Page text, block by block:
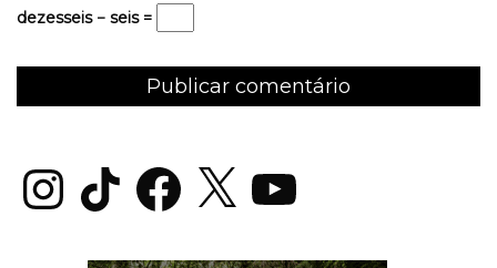
dezesseis − seis =
InstagramTikTok Facebook
X YouTube